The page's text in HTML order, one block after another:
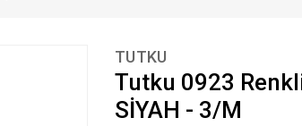
TUTKU
Tutku 0923
SİYAH - 3/M